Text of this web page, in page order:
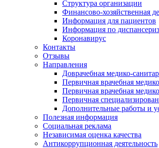
Структура организации
Финансово-хозяйственная
Информация для пациентов
Информация по
Коронавирус
Контакты
Отзывы
Направления
Доврачебная медико-
Первичная врачебная
Первичная врачебная
Первичная
Дополнительные работы и
Полезная информация
Социальная реклама
Независимая оценка качества
Антикоррупционная деятельность